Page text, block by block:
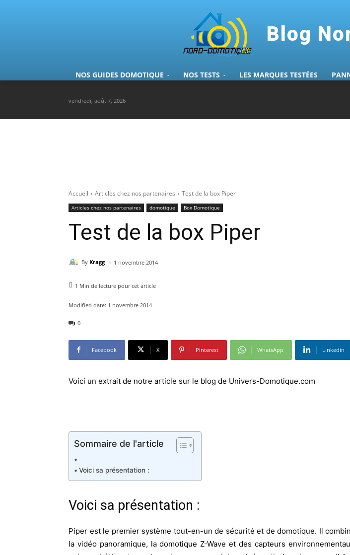
Blog
NOS GUIDES DOMOTIQUE NOS TESTS LES MARQUES TESTÉES
vendredi, août 7, 2026
Accueil Articles chez nos partenaires Test de la box Piper
Articles chez nos partenaires domotique Box Domotique
Test de la box Piper
By Kragg - 1 novembre 2014
1 Min de lecture pour cet article
Modified date: 1 novembre 2014
0
Facebook X Pinterest WhatsApp Linkedin
Voici un extrait de notre article sur le blog de Univers-Domotique.com
Sommaire de l'article
Voici sa présentation :
Voici sa présentation :
Piper est le premier système tout-en-un de sécurité et de domotique. Il
la vidéo panoramique, la domotique Z-Wave et des capteurs